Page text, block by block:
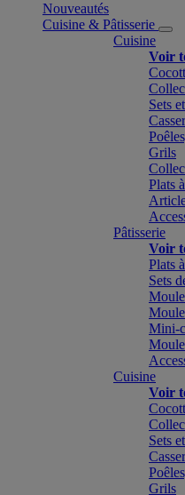
Nouveautés
Cuisine & Pâtisserie
Cuisine
Voir
Sets
Grils
Plats
Pâtisserie
Voir
Plats
Sets
Mini-
Cuisine
Voir
Sets
Grils